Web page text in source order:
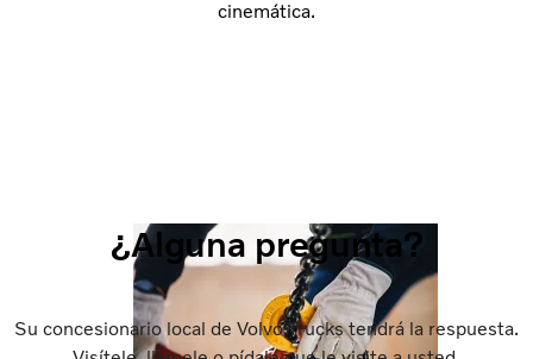
cinemática.
¿Alguna pregunta?
Su concesionario local de Volvo Trucks tendrá la respuesta.